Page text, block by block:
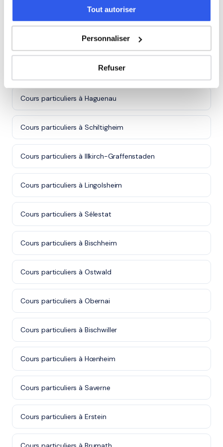
Tout autoriser
Personnaliser
Refuser
Autres villes dans le 67
Cours particuliers à Strasbourg
Cours particuliers à Haguenau
Cours particuliers à Schiltigheim
Cours particuliers à Illkirch-Graffenstaden
Cours particuliers à Lingolsheim
Cours particuliers à Sélestat
Cours particuliers à Bischheim
Cours particuliers à Ostwald
Cours particuliers à Obernai
Cours particuliers à Bischwiller
Cours particuliers à Hœnheim
Cours particuliers à Saverne
Cours particuliers à Erstein